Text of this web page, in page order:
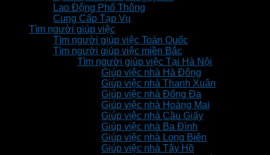
Lao Động Phổ Thông
Cung Cấp Tạp Vụ
Tìm người giúp việc
Tìm người giúp việc Toàn Quốc
Tìm người giúp việc miền Bắc
Tìm người giúp việc Tại Hà Nội
Giúp việc nhà Hà Đông
Giúp việc nhà Thanh Xuân
Giúp việc nhà Đống Đa
Giúp việc nhà Hoàng Mai
Giúp việc nhà Cầu Giấy
Giúp việc nhà Ba Đình
Giúp việc nhà Long Biên
Giúp việc nhà Tây Hồ